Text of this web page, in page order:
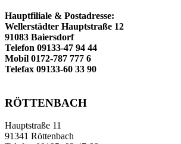
Hauptfiliale & Postadresse:
Wellerstädter Hauptstraße 12
91083 Baiersdorf
Telefon 09133-47 94 44
Mobil 0172-787 777 6
Telefax 09133-60 33 90
RÖTTENBACH
Hauptstraße 11
91341 Röttenbach